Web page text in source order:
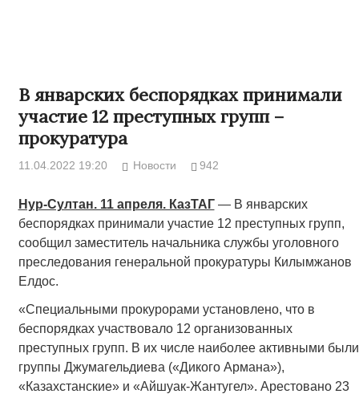
В январских беспорядках принимали
участие 12 преступных групп –
прокуратура
11.04.2022 19:20 Новости 942
Нур-Султан. 11 апреля. КазТАГ— В январских
беспорядках принимали участие 12 преступных групп,
сообщил заместитель начальника службы уголовного
преследования генеральной прокуратуры Килымжанов
Елдос.
«Специальными прокурорами установлено, что в
беспорядках участвовало 12 организованных
преступных групп. В их числе наиболее активными были
группы Джумагельдиева («Дикого Армана»),
«Казахстанские» и «Айшуак-Жантугел». Арестовано 23